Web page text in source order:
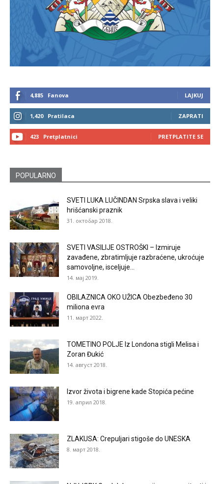
4,885 Fanova LAJKUJ
1,420 Pratilaca ZAPRATI
423 Pretplatnici PRETPLATITE SE
POPULARNO
SVETI LUKA LUČINDAN Srpska slava i veliki
hrišćanski praznik
31. октобар 2018.
SVETI VASILIJE OSTROŠKI – Izmiruje
zavađene, zbratimljuje razbraćene, ukroćuje
samovoljne, isceljuje...
14. мај 2019.
OBILAZNICA OKO UŽICA Obezbeđeno 30
miliona evra
11. март 2022.
TOMETINO POLJE Iz Londona stigli Melisa i
Zoran Đukić
14. август 2018.
Izvor života i bigrene kade Stopića pećine
19. април 2018.
ZLAKUSA: Crepuljari stigoše do UNESKA
8. март 2018.